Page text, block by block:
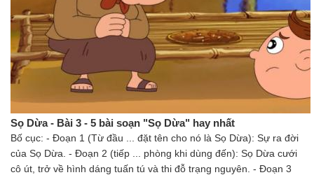
Sọ Dừa - Bài 3 - 5 bài soạn "Sọ Dừa" hay nhất
Bố cục: - Đoạn 1 (Từ đầu ... đặt tên cho nó là Sọ Dừa): Sự ra đời
của Sọ Dừa. - Đoạn 2 (tiếp ... phòng khi dùng đến): Sọ Dừa cưới
cô út, trở về hình dáng tuấn tú và thi đỗ trạng nguyên. - Đoạn 3